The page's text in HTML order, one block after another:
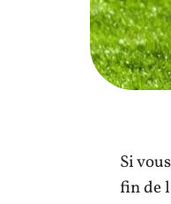
Si
fin de